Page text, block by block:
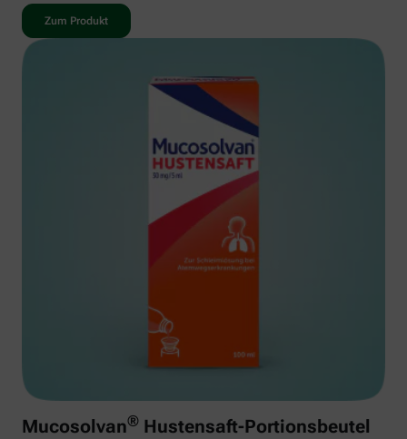
Zum Produkt
Mucosolvan® Hustensaft-Portionsbeutel